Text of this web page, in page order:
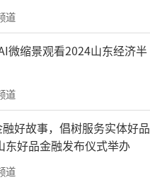
道
微缩景观看2024山东经济半
道
好故事，倡树服务实体好品
东好品金融发布仪式举办
道